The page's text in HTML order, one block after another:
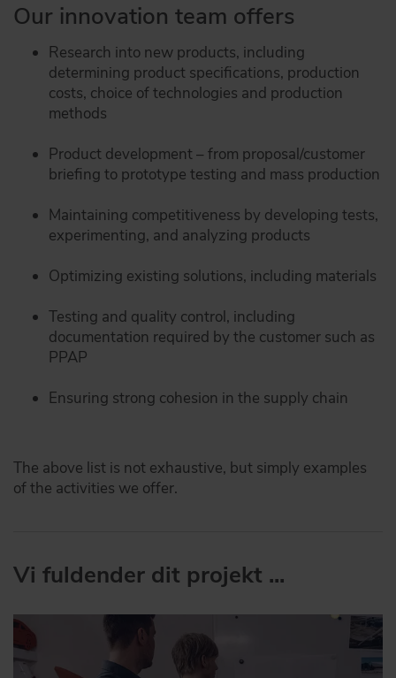
Our innovation team offers
Research into new products, including
determining product specifications, production
costs, choice of technologies and production
methods
Product development – from proposal/customer
briefing to prototype testing and mass production
Maintaining competitiveness by developing tests,
experimenting, and analyzing products
Optimizing existing solutions, including materials
Testing and quality control, including
documentation required by the customer such as
PPAP
Ensuring strong cohesion in the supply chain
The above list is not exhaustive, but simply examples
of the activities we offer.
Vi fuldender dit projekt ...